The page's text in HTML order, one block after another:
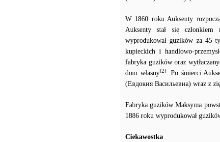
W 1860 roku Auksenty
Auksenty stał się członkiem
wyprodukował guzików za 45
kupieckich i handlowo-
fabryka guzików oraz
dom własny[2] . Po śmierci
(Евдокия Васильевна) wraz z
Fabryka guzików Maksyma
1886 roku wyprodukował
Ciekawostka